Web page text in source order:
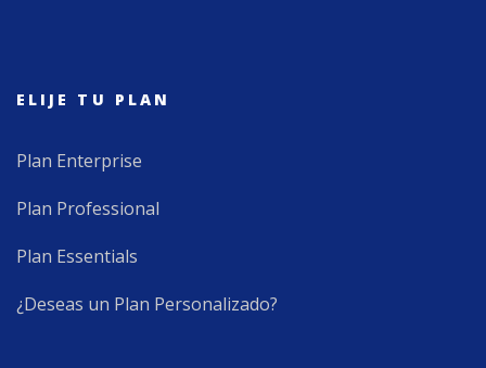
ELIJE TU PLAN
Plan Enterprise
Plan Professional
Plan Essentials
¿Deseas un Plan Personalizado?